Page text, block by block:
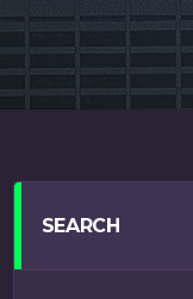
SEARCH